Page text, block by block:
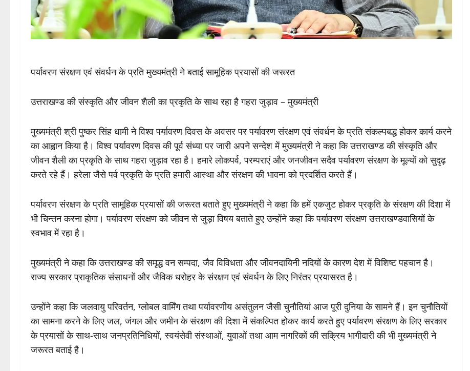
पर्यावरण संरक्षण एवं संवर्धन के प्रति मुख्यमंत्री ने बताई सामूहिक प्रयासों की जरूरत
उत्तराखण्ड की संस्कृति और जीवन शैली का प्रकृति के साथ रहा है गहरा जुड़ाव – मुख्यमंत्री
मुख्यमंत्री श्री पुष्कर सिंह धामी ने विश्व पर्यावरण दिवस के अवसर पर पर्यावरण संरक्षण एवं संवर्धन के प्रति संकल्पबद्ध होकर कार्य करने
का आह्वान किया है। विश्व पर्यावरण दिवस की पूर्व संध्या पर जारी अपने सन्देश में मुख्यमंत्री ने कहा कि उत्तराखण्ड की संस्कृति और
जीवन शैली का प्रकृति के साथ गहरा जुड़ाव रहा है। हमारे लोकपर्व, परम्पराएं और जनजीवन सदैव पर्यावरण संरक्षण के मूल्यों को सुदृढ़
करते रहे हैं। हरेला जैसे पर्व प्रकृति के प्रति हमारी आस्था और संरक्षण की भावना को प्रदर्शित करते हैं।
पर्यावरण संरक्षण के प्रति सामूहिक प्रयासों की जरूरत बताते हुए मुख्यमंत्री ने कहा कि हमें एकजुट होकर प्रकृति के संरक्षण की दिशा में
भी चिन्तन करना होगा। पर्यावरण संरक्षण को जीवन से जुड़ा विषय बताते हुए उन्होंने कहा कि पर्यावरण संरक्षण उत्तराखण्डवासियों के
स्वभाव में रहा है।
मुख्यमंत्री ने कहा कि उत्तराखण्ड की समृद्ध वन सम्पदा, जैव विविधता और जीवनदायिनी नदियों के कारण देश में विशिष्ट पहचान है।
राज्य सरकार प्राकृतिक संसाधनों और जैविक धरोहर के संरक्षण एवं संवर्धन के लिए निरंतर प्रयासरत है।
उन्होंने कहा कि जलवायु परिवर्तन, ग्लोबल वार्मिंग तथा पर्यावरणीय असंतुलन जैसी चुनौतियां आज पूरी दुनिया के सामने हैं। इन चुनौतियों
का सामना करने के लिए जल, जंगल और जमीन के संरक्षण की दिशा में संकल्पित होकर कार्य करते हुए पर्यावरण संरक्षण के लिए सरकार
के प्रयासों के साथ-साथ जनप्रतिनिधियों, स्वयंसेवी संस्थाओं, युवाओं तथा आम नागरिकों की सक्रिय भागीदारी की भी मुख्यमंत्री ने
जरूरत बताई है।